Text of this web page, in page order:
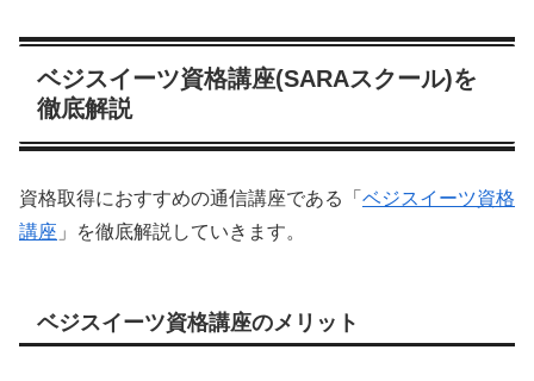
ベジスイーツ資格講座(SARAスクール)を
徹底解説
資格取得におすすめの通信講座である「 ベジスイーツ資格
講座 」を徹底解説していきます。
ベジスイーツ資格講座のメリット